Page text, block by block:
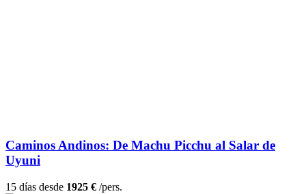
Caminos Andinos: De Machu Picchu al Salar de
Uyuni
15 días desde 1925 € /pers.